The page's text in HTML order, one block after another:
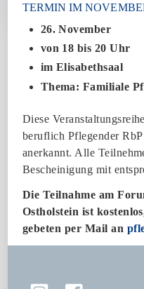
TERMIN IM
26. November
von 18 bis 20 Uhr
im Elisabethsaal
Thema: Familiale
Diese
beruflich Pflegender
anerkannt. Alle
Bescheinigung mit
Die Teilnahme am
Ostholstein ist
gebeten per Mail an